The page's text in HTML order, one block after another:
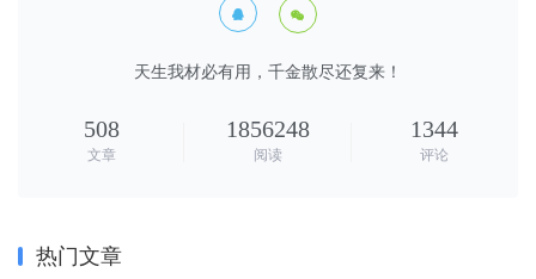
 
天生我材必有用，千金散尽还复来！
508
文章
1856248
阅读
1344
评论
热门文章